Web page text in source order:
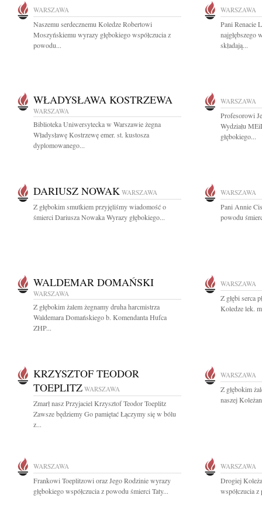
WARSZAWA
Naszemu serdecznemu Koledze Robertowi
Moszyńskiemu wyrazy głębokiego współczucia z
powodu...
WARSZAWA
Pani Renacie
najgłębszego
składają...
WŁADYSŁAWA KOSTRZEWA
WARSZAWA
Biblioteka Uniwersytecka w Warszawie żegna
Władysławę Kostrzewę emer. st. kustosza
dyplomowanego...
WARSZAWA
Profesorowi
Wydziału
głębokiego...
DARIUSZ NOWAK WARSZAWA
Z głębokim smutkiem przyjęliśmy wiadomość o
śmierci Dariusza Nowaka Wyrazy głębokiego...
WARSZAWA
Pani Annie
powodu
WALDEMAR DOMAŃSKI
WARSZAWA
Z głębokim żalem żegnamy druha harcmistrza
Waldemara Domańskiego b. Komendanta Hufca
ZHP...
WARSZAWA
Z głębi serca
Koledze lek.
KRZYSZTOF TEODOR
TOEPLITZ WARSZAWA
Zmarł nasz Przyjaciel Krzysztof Teodor Toeplitz
Zawsze będziemy Go pamiętać Łączymy się w bólu
z...
WARSZAWA
Z głębokim
naszej
WARSZAWA
Frankowi Toeplitzowi oraz Jego Rodzinie wyrazy
głębokiego współczucia z powodu śmierci Taty...
WARSZAWA
Drogiej
współczucia